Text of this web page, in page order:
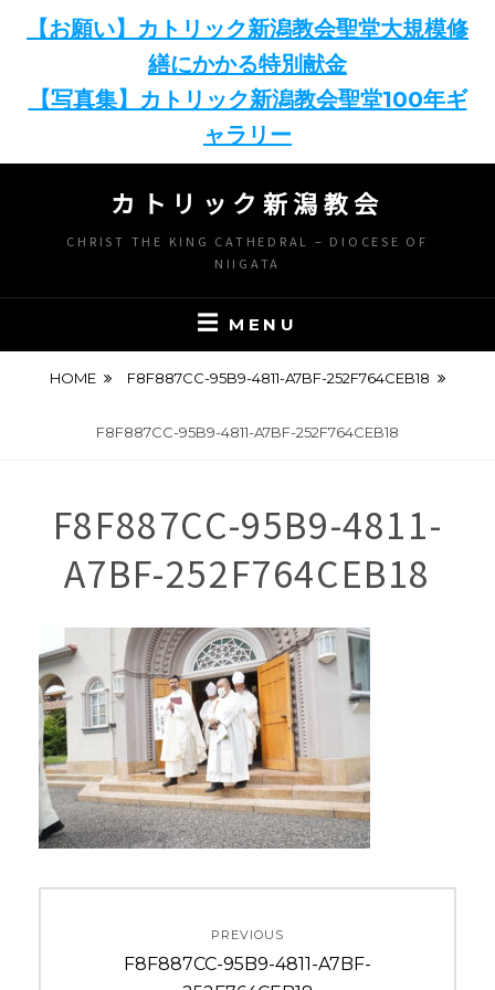
【お願い】カトリック新潟教会聖堂大規模修
繕にかかる特別献金
【写真集】カトリック新潟教会聖堂100年ギ
ャラリー
content
カトリック新潟教会
CHRIST THE KING CATHEDRAL – DIOCESE OF
NIIGATA
MENU
HOME F8F887CC-95B9-4811-A7BF-252F764CEB18
F8F887CC-95B9-4811-A7BF-252F764CEB18
F8F887CC-95B9-4811-
A7BF-252F764CEB18
PREVIOUS
Previous
F8F887CC-95B9-4811-A7BF-